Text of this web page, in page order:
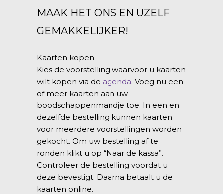
MAAK HET ONS EN UZELF
GEMAKKELIJKER!
Kaarten kopen
Kies de voorstelling waarvoor u kaarten
wilt kopen via de agenda. Voeg nu een
of meer kaarten aan uw
boodschappenmandje toe. In een en
dezelfde bestelling kunnen kaarten
voor meerdere voorstellingen worden
gekocht. Om uw bestelling af te
ronden klikt u op “Naar de kassa”.
Controleer de bestelling voordat u
deze bevestigt. Daarna betaalt u de
kaarten online.